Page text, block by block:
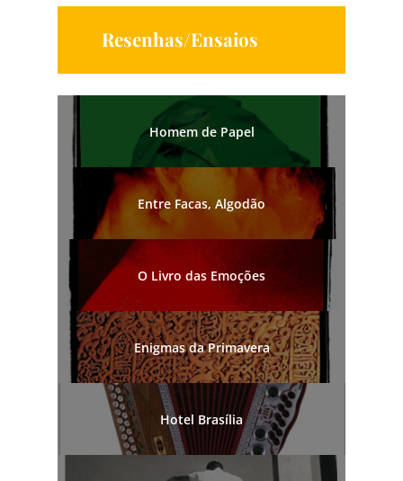
Resenhas/Ensaios
Homem de Papel
Entre Facas, Algodão
O Livro das Emoções
Enigmas da Primavera
Hotel Brasília